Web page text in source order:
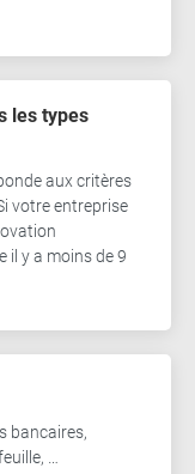
les types
aux critères
votre entreprise
il y a moins de 9
bancaires,
…